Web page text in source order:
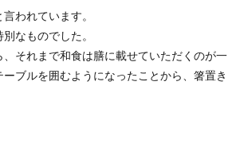
われています。
なものでした。
それまで和食は膳に載せていただくのが一
ブルを囲むようになったことから、箸置き